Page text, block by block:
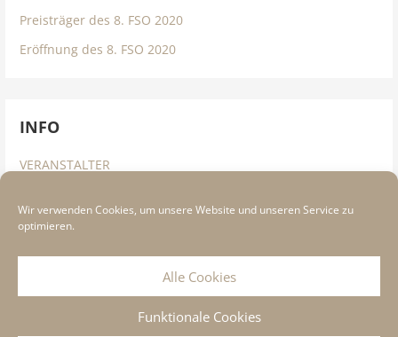
Wir verwenden Cookies, um unsere Website und unseren Service zu
optimieren.
Alle Cookies
Funktionale Cookies
Preisträger des 8. FSO 2020
Eröffnung des 8. FSO 2020
INFO
VERANSTALTER
DATENSCHUTZINFORMATION